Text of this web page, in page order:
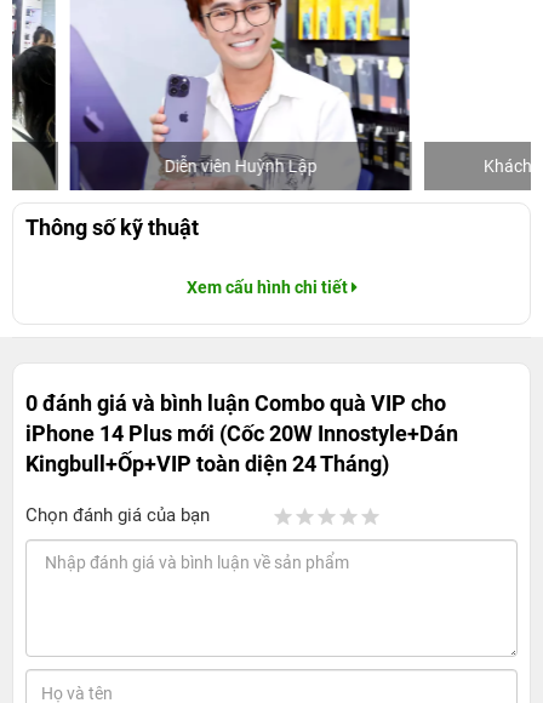
Diễn viên Huỳnh Lập Khách mua
Thông số kỹ thuật
Xem cấu hình chi tiết
0 đánh giá và bình luậnCombo quà VIP cho
iPhone 14 Plus mới (Cốc 20W Innostyle+Dán
Kingbull+Ốp+VIP toàn diện 24 Tháng)
Chọn đánh giá của bạn